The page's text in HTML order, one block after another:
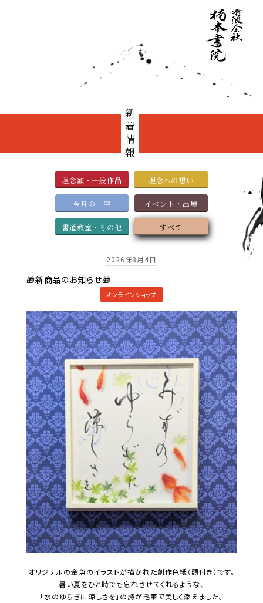
新着情報
理念額・一般作品 理念への想い
今月の一字 イベント・出展
書道教室・その他 すべて
2026年8月4日
🎁新商品のお知らせ🎁
オンラインショップ
オリジナルの金魚のイラストが描かれた創作色紙（額付き）です。
暑い夏をひと時でも忘れさせてくれるような、
「水のゆらぎに涼しさを」の詩が毛筆で美しく添えました。